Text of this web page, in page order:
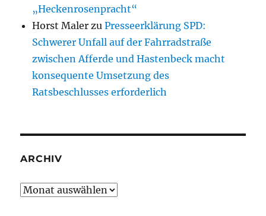
„Heckenrosenpracht“
Horst Maler zuPresseerklärung SPD:
Schwerer Unfall auf der Fahrradstraße
zwischen Afferde und Hastenbeck macht
konsequente Umsetzung des
Ratsbeschlusses erforderlich
ARCHIV
Archiv